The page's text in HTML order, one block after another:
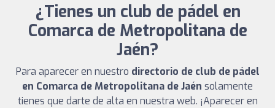
¿Tienes un club de pádel en
Comarca de Metropolitana de
Jaén?
Para aparecer en nuestro directorio de club de pádel
en Comarca de Metropolitana de Jaén solamente
tienes que darte de alta en nuestra web. ¡Aparecer en